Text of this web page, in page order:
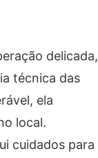
delicada,
técnica das
ela
local.
cuidados para